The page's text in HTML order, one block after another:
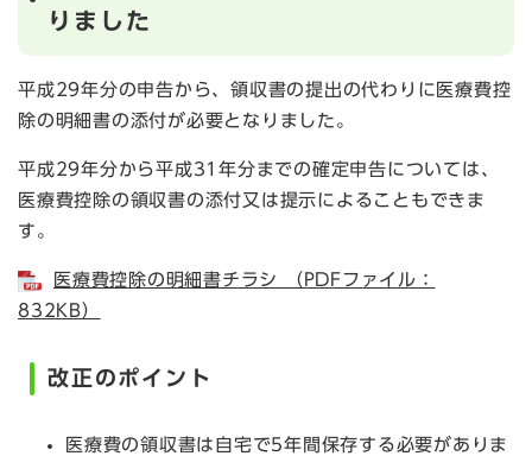
りました
平成29年分の申告から、領収書の提出の代わりに医療費控
除の明細書の添付が必要となりました。
平成29年分から平成31年分までの確定申告については、
医療費控除の領収書の添付又は提示によることもできま
す。
医療費控除の明細書チラシ （PDFファイル：
832KB）
改正のポイント
医療費の領収書は自宅で5年間保存する必要がありま